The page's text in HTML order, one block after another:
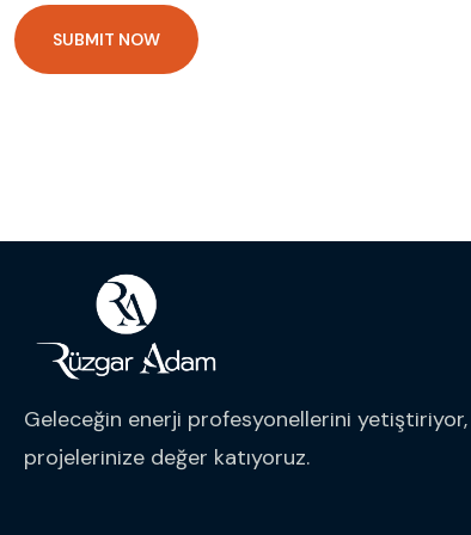
Geleceğin enerji profesyonellerini yetiştiriyor,
projelerinize değer katıyoruz.